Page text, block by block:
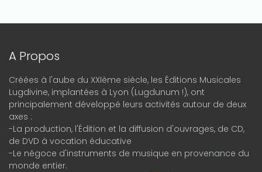
A Propos
Créées à l'aube du XXIème siècle, les Éditions Musicales
Lugdivine, implantées à Lyon (Lugdunum !), ont
principalement développé leurs activités autour de deux
axes :
-La production, l'Édition et la diffusion d'ouvrages, de CD,
de DVD à vocation éducative
-Le négoce d'instruments de musique en provenance du
monde entier.